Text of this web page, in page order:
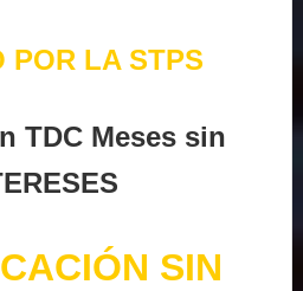
POR LA STPS
TDC Meses sin
SIN